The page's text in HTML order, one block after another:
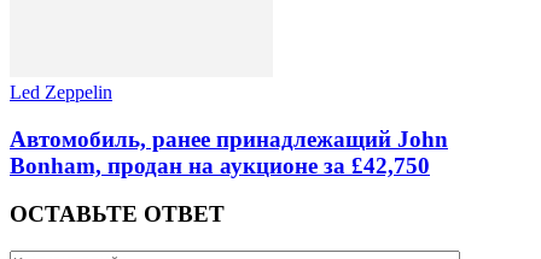
Led Zeppelin
Автомобиль, ранее принадлежащий John
Bonham, продан на аукционе за £42,750
ОСТАВЬТЕ ОТВЕТ